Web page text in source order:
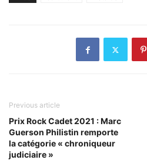
Previous article
Prix Rock Cadet 2021 : Marc
Guerson Philistin remporte
la catégorie « chroniqueur
judiciaire »